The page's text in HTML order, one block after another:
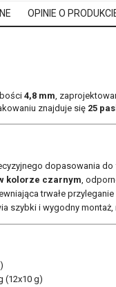
OPINIE O
4,8 mm,
znajduje się 25
dopasowania do
kolorze czarnym ,
trwałe
szybki i wygodny
(12x10 g)